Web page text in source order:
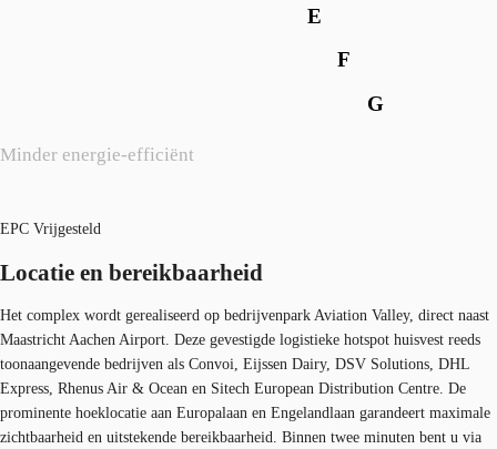
Minder energie-efficiënt
E
F
G
EPC Vrijgesteld
Locatie en bereikbaarheid
Het complex wordt gerealiseerd op bedrijvenpark Aviation Valley, direct naast
Maastricht Aachen Airport. Deze gevestigde logistieke hotspot huisvest reeds
toonaangevende bedrijven als Convoi, Eijssen Dairy, DSV Solutions, DHL
Express, Rhenus Air & Ocean en Sitech European Distribution Centre. De
prominente hoeklocatie aan Europalaan en Engelandlaan garandeert maximale
zichtbaarheid en uitstekende bereikbaarheid. Binnen twee minuten bent u via